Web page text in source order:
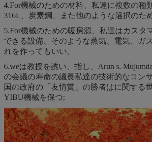
4.For機械のための材料、私達に複数の種類
316L、炭素鋼、また他のような選択のた
5.For機械のための暖房源、私達はカスタ
できる設備、そのような蒸気、電気、ガ
れを作ってもいい。
6.weは教授を誘い、指し、Arun s.
の会議の寿命の議長私達の技術的なコン
国の政府の「友情賞」の勝者はに関する
YIBU機械を保つ;